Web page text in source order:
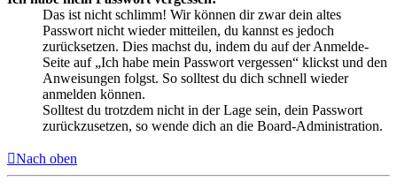
Das ist nicht schlimm! Wir können dir zwar dein altes
Passwort nicht wieder mitteilen, du kannst es jedoch
zurücksetzen. Dies machst du, indem du auf der Anmelde-
Seite auf „Ich habe mein Passwort vergessen“ klickst und den
Anweisungen folgst. So solltest du dich schnell wieder
anmelden können.
Solltest du trotzdem nicht in der Lage sein, dein Passwort
zurückzusetzen, so wende dich an die Board-Administration.
Nach oben